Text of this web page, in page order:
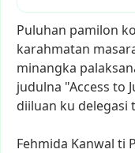
Puluhan pamilon
karahmatan
minangka
judulna "Access to
diiluan ku delegasi
Fehmida Kanwal ti